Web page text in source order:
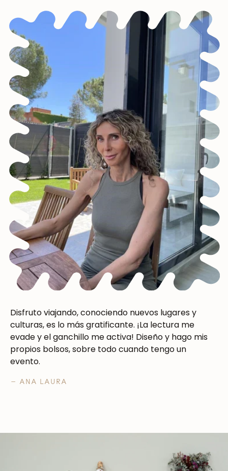
Disfruto viajando, conociendo nuevos lugares y
culturas, es lo más gratificante. ¡La lectura me
evade y el ganchillo me activa! Diseño y hago mis
propios bolsos, sobre todo cuando tengo un
evento.
— ANA LAURA
¡SE PARTE DE NUESTRA
COMUNIDAD!
Suscríbete y consigue un 5% de descuento
SUSCRIBIRME